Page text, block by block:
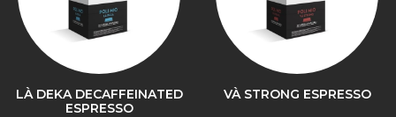
LÀ DEKA DECAFFEINATED
ESPRESSO
VÀ STRONG ESPRESSO